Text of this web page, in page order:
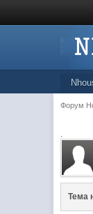
Форум
.
Тема